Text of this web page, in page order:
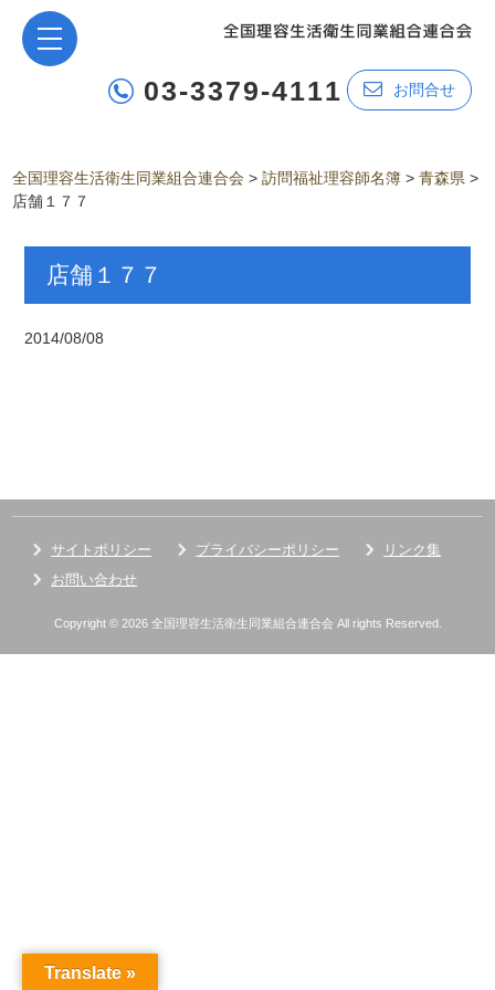
03-3379-4111 お問合せ
全国理容生活衛生同業組合連合会 >訪問福祉理容師名簿 >青森県 >
店舗１７７
店舗１７７
2014/08/08
サイトポリシー プライバシーポリシー
リンク集
お問い合わせ
Copyright © 2026 全国理容生活衛生同業組合連合会 All rights Reserved.
Translate »